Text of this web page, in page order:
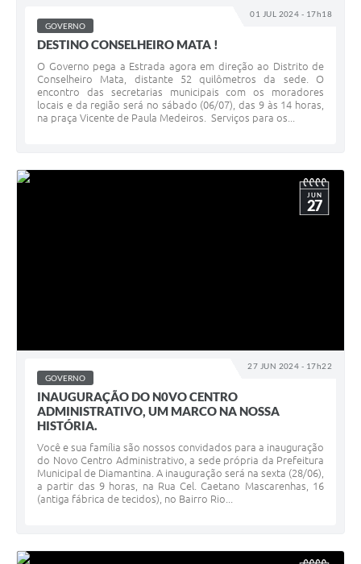
01 JUL 2024 - 17h18
GOVERNO
DESTINO CONSELHEIRO MATA !
O Governo pega a Estrada agora em direção ao Distrito de
Conselheiro Mata, distante 52 quilômetros da sede. O
encontro das secretarias municipais com os moradores
locais e da região será no sábado (06/07), das 9 às 14 horas,
na praça Vicente de Paula Medeiros. Serviços para os...
27 JUN 2024 - 17h22
JUN
27
GOVERNO
INAUGURAÇÃO DO N0VO CENTRO
ADMINISTRATIVO, UM MARCO NA NOSSA
HISTÓRIA.
Você e sua família são nossos convidados para a inauguração
do Novo Centro Administrativo, a sede própria da Prefeitura
Municipal de Diamantina. A inauguração será na sexta (28/06),
a partir das 9 horas, na Rua Cel. Caetano Mascarenhas, 16
(antiga fábrica de tecidos), no Bairro Rio...